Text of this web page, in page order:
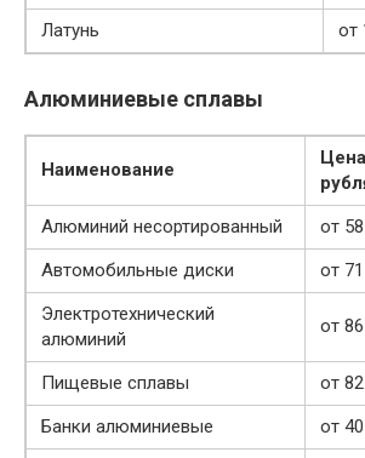
Латунь
от
Алюминиевые сплавы
Наименование
Алюминий несортированный
от 58
Автомобильные диски
от 71
Электротехнический
алюминий
от 86
Пищевые сплавы
от 82
Банки алюминиевые
от 40